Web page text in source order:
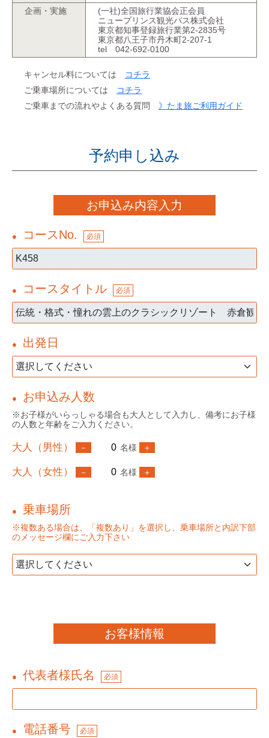
企画・実施
(一社)全国旅行業協会正会員
ニュープリンス観光バス株式会社
東京都知事登録旅行業第2-2835号
東京都八王子市丹木町2-207-1
tel 042-692-0100
キャンセル料については
コチラ
ご乗車場所については
コチラ
ご乗車までの流れやよくある質問 》たま旅ご利用ガイド
予約申し込み
お申込み内容入力
● コースNo. 必須
● コースタイトル 必須
● 出発日
● お申込み人数
※お子様がいらっしゃる場合も大人として入力し、備考にお子様
の人数と年齢をご入力ください。
大人（男性） 名様
大人（女性） 名様
● 乗車場所
※複数ある場合は、「複数あり」を選択し、乗車場所と内訳下部
のメッセージ欄にご入力下さい
お客様情報
● 代表者様氏名 必須
● 電話番号 必須